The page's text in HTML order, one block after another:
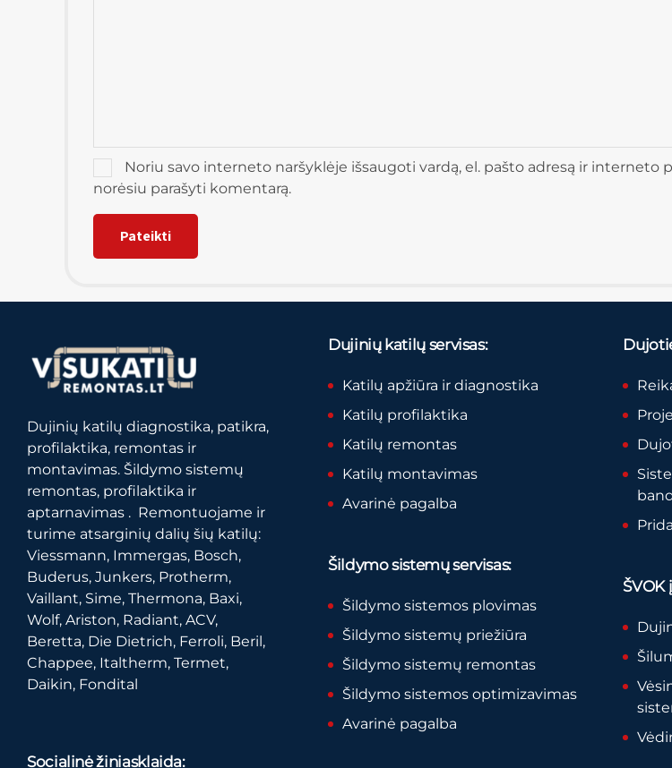
Noriu savo interneto naršyklėje išsaugoti vardą, el. pašto adresą ir interneto
norėsiu parašyti komentarą.
Dujinių katilų diagnostika, patikra,
profilaktika, remontas ir
montavimas. Šildymo sistemų
remontas, profilaktika ir
aptarnavimas . Remontuojame ir
turime atsarginių dalių šių katilų:
Viessmann, Immergas, Bosch,
Buderus, Junkers, Protherm,
Vaillant, Sime, Thermona, Baxi,
Wolf, Ariston, Radiant, ACV,
Beretta, Die Dietrich, Ferroli, Beril,
Chappee, Italtherm, Termet,
Daikin, Fondital
Socialinė žiniasklaida:
Dujinių katilų servisas:
Katilų apžiūra ir diagnostika
Katilų profilaktika
Katilų remontas
Katilų montavimas
Avarinė pagalba
Šildymo sistemų servisas:
Šildymo sistemos plovimas
Šildymo sistemų priežiūra
Šildymo sistemų remontas
Šildymo sistemos optimizavimas
Avarinė pagalba